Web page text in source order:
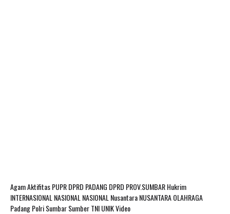
AgamAktifitas PUPRDPRD PADANG DPRD PROV.SUMBARHukrim
INTERNASIONAL NASIONAL NASIONAL NusantaraNUSANTARAOLAHRAGA
PadangPolriSumbarSumberTNIUNIKVideo